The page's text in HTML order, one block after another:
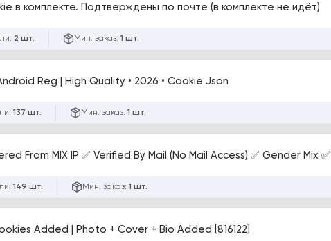
в комплекте. Подтверждены по почте (в комплекте не идёт)
2 шт. Мин. заказ: 1 шт.
Reg | High Quality • 2026 • Cookie Json
137 шт. Мин. заказ: 1 шт.
From MIX IP ✅ Verified By Mail (No Mail Access) ✅ Gender Mix ✅
149 шт. Мин. заказ: 1 шт.
Added | Photo + Cover + Bio Added [816122]